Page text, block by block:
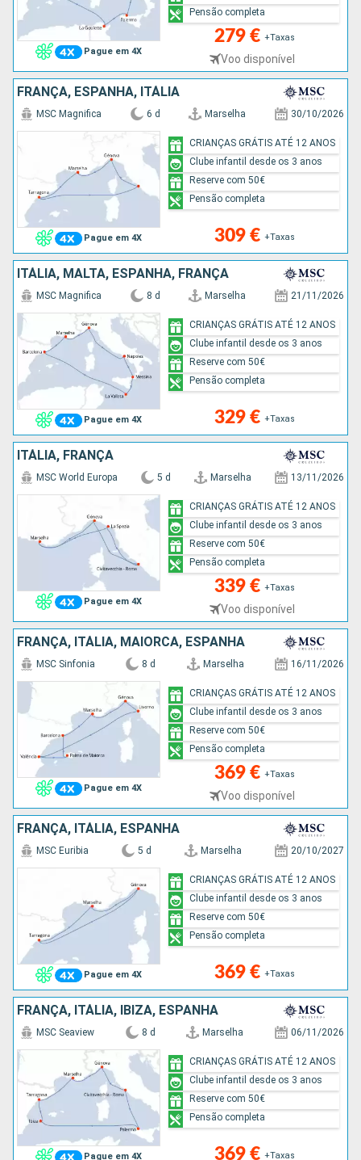
Pague em 4X
279 € +Taxas
Voo disponível
Pensão completa
FRANÇA, ESPANHA, ITÁLIA
Pague em 4X
MSC Magnifica 6 d Marselha 30/10/2026
309 € +Taxas
CRIANÇAS GRÁTIS ATÉ 12 ANOS
Clube infantil desde os 3 anos
Reserve com 50€
Pensão completa
ITÁLIA, MALTA, ESPANHA, FRANÇA
Pague em 4X
MSC Magnifica 8 d Marselha 21/11/2026
329 € +Taxas
CRIANÇAS GRÁTIS ATÉ 12 ANOS
Clube infantil desde os 3 anos
Reserve com 50€
Pensão completa
ITÁLIA, FRANÇA
Pague em 4X
MSC World Europa 5 d Marselha 13/11/2026
339 € +Taxas
Voo disponível
CRIANÇAS GRÁTIS ATÉ 12 ANOS
Clube infantil desde os 3 anos
Reserve com 50€
Pensão completa
FRANÇA, ITÁLIA, MAIORCA, ESPANHA
Pague em 4X
MSC Sinfonia 8 d Marselha 16/11/2026
369 € +Taxas
Voo disponível
CRIANÇAS GRÁTIS ATÉ 12 ANOS
Clube infantil desde os 3 anos
Reserve com 50€
Pensão completa
FRANÇA, ITÁLIA, ESPANHA
Pague em 4X
MSC Euribia 5 d Marselha 20/10/2027
369 € +Taxas
CRIANÇAS GRÁTIS ATÉ 12 ANOS
Clube infantil desde os 3 anos
Reserve com 50€
Pensão completa
FRANÇA, ITÁLIA, IBIZA, ESPANHA
Pague em 4X
MSC Seaview 8 d Marselha 06/11/2026
369 € +Taxas
CRIANÇAS GRÁTIS ATÉ 12 ANOS
Clube infantil desde os 3 anos
Reserve com 50€
Pensão completa